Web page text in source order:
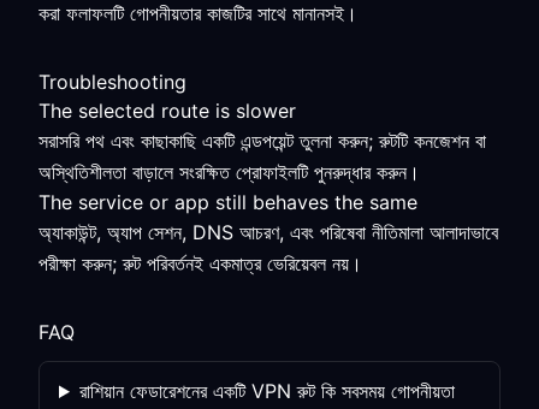
করা ফলাফলটি গোপনীয়তার কাজটির সাথে মানানসই।
Troubleshooting
The selected route is slower
সরাসরি পথ এবং কাছাকাছি একটি এন্ডপয়েন্ট তুলনা করুন; রুটটি কনজেশন বা
অস্থিতিশীলতা বাড়ালে সংরক্ষিত প্রোফাইলটি পুনরুদ্ধার করুন।
The service or app still behaves the same
অ্যাকাউন্ট, অ্যাপ সেশন, DNS আচরণ, এবং পরিষেবা নীতিমালা আলাদাভাবে
পরীক্ষা করুন; রুট পরিবর্তনই একমাত্র ভেরিয়েবল নয়।
FAQ
রাশিয়ান ফেডারেশনের একটি VPN রুট কি সবসময় গোপনীয়তা